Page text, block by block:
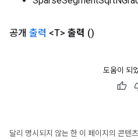
공개 출력 <T> 출력 ()
도움이 되
달리 명시되지 않는 한 이 페이지의 콘텐